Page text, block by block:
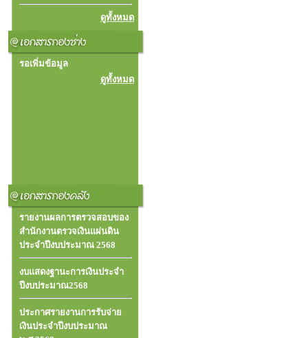
ดูทั้งหมด
รอเพิ่มข้อมูล
ดูทั้งหมด
รายงานผลการตรวจสอบของ
สำนักงานตรวจเงินแผ่นดิน
ประจำปีงบประมาณ 2568
งบแสดงฐานะการเงินประจำ
ปีงบประมาณ2568
ประกาศรายงานการรับจ่าย
เงินประจำปีงบประมาณ